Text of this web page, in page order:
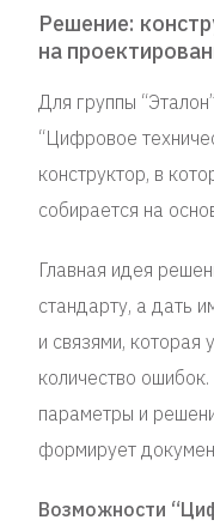
Решение:
на
Для группы
“Цифровое
конструктор, в
собирается на
Главная идея
стандарту, а дать
и связями, которая
количество
параметры и
формирует
Возможности